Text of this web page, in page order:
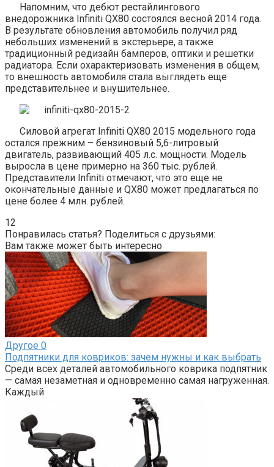
Напомним, что дебют рестайлингового
внедорожника Infiniti QX80 состоялся весной 2014 года.
В результате обновления автомобиль получил ряд
небольших изменений в экстерьере, а также
традиционный редизайн бамперов, оптики и решетки
радиатора. Если охарактеризовать изменения в общем,
то внешность автомобиля стала выглядеть еще
представительнее и внушительнее.
Силовой агрегат Infiniti QX80 2015 модельного года
остался прежним – бензиновый 5,6-литровый
двигатель, развивающий 405 л.с. мощности. Модель
выросла в цене примерно на 360 тыс. рублей.
Представители Infiniti отмечают, что это еще не
окончательные данные и QX80 может предлагаться по
цене более 4 млн. рублей.
12
Понравилась статья? Поделиться с друзьями:
Вам также может быть интересно
Другое 0
Подпятники для ковриков: зачем нужны и как выбрать
Среди всех деталей автомобильного коврика подпятник
— самая незаметная и одновременно самая нагруженная.
Каждый